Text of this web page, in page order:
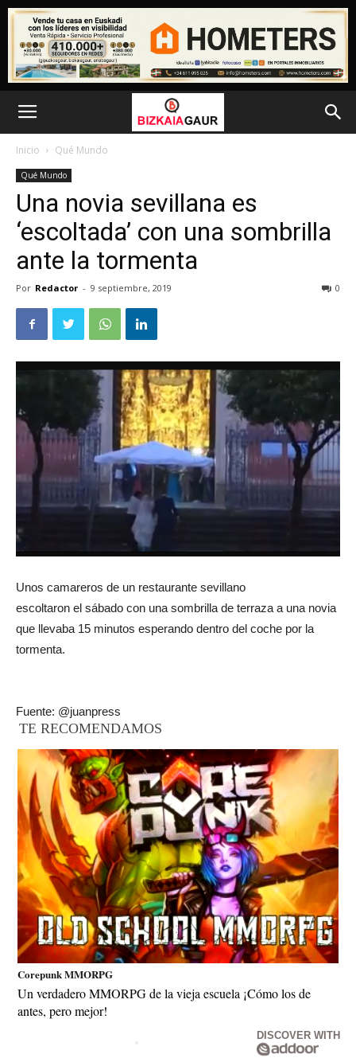
Inicio Qué Mundo
Qué Mundo
Una novia sevillana es
‘escoltada’ con una sombrilla
ante la tormenta
Por Redactor - 9 septiembre, 2019 0
Unos camareros de un restaurante sevillano
escoltaron el sábado con una sombrilla de terraza a una novia
que llevaba 15 minutos esperando dentro del coche por la
tormenta.
Fuente: @juanpress
TE RECOMENDAMOS
Corepunk MMORPG
Un verdadero MMORPG de la vieja escuela ¡Cómo los de
antes, pero mejor!
DISCOVER WITH